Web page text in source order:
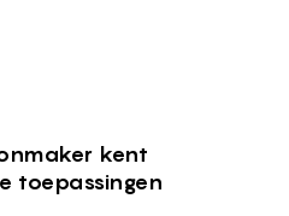
kent
toepassingen